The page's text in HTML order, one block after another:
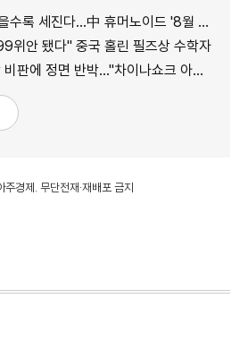
세진다…中 휴머노이드 '8월 대공세'
위안 됐다" 중국 홀린 필즈상 수학자
에 정면 반박…"차이나쇼크 아닌 기회"
경제. 무단전재·재배포 금지